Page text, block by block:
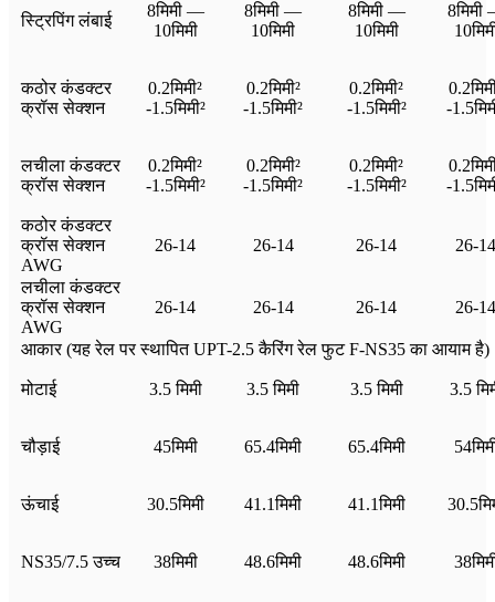
स्ट्रिपिंग लंबाई
8मिमी —
10मिमी
8मिमी —
10मिमी
8मिमी —
10मिमी
8मिमी
कठोर कंडक्टर
क्रॉस सेक्शन
0.2मिमी²
-1.5मिमी²
0.2मिमी²
-1.5मिमी²
0.2मिमी²
-1.5मिमी²
-
लचीला कंडक्टर
क्रॉस सेक्शन
0.2मिमी²
-1.5मिमी²
0.2मिमी²
-1.5मिमी²
0.2मिमी²
-1.5मिमी²
-
कठोर कंडक्टर
क्रॉस सेक्शन
AWG
26-14 26-14 26-14 26-14
लचीला कंडक्टर
क्रॉस सेक्शन
AWG
26-14 26-14 26-14 26-14
आकार (यह रेल पर स्थापित UPT-2.5 कैरिंग रेल फुट F-NS35 का आयाम है)
मोटाई 3.5 मिमी 3.5 मिमी 3.5 मिमी 3.5
चौड़ाई 45मिमी 65.4मिमी 65.4मिमी
ऊंचाई 30.5मिमी 41.1मिमी 41.1मिमी
NS35/7.5 उच्च 38मिमी 48.6मिमी 48.6मिमी